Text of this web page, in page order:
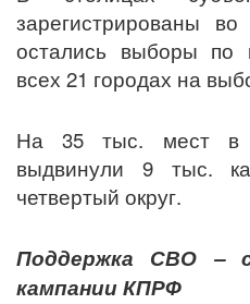
зарегистрированы
остались выборы по
всех 21 городах на
На 35 тыс. мест в
выдвинули 9 тыс.
четвертый округ.
Поддержка СВО –
кампании КПРФ